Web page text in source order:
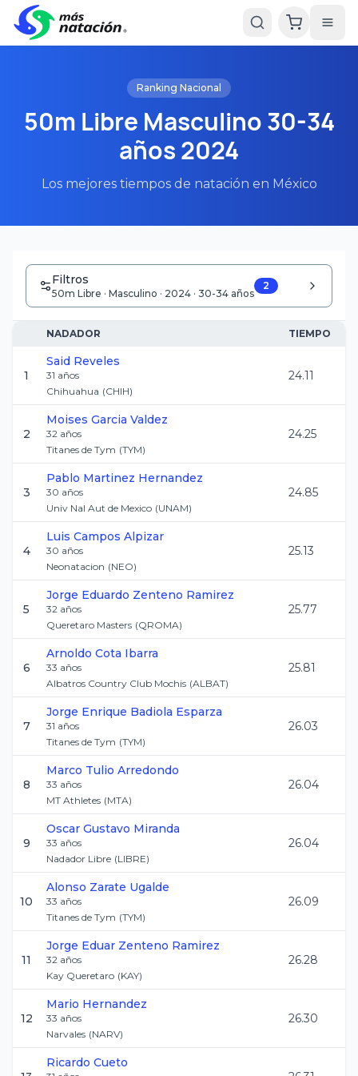
Ranking Nacional
50m Libre Masculino 30-34
años 2024
Los mejores tiempos de natación en México
Filtros
50m Libre · Masculino · 2024 · 30-34 años
2
NADADOR TIEMPO
1
Said Reveles
31 años
Chihuahua (CHIH)
24.11
2
Moises Garcia Valdez
32 años
Titanes de Tym (TYM)
24.25
3
Pablo Martinez Hernandez
30 años
Univ Nal Aut de Mexico (UNAM)
24.85
4
Luis Campos Alpizar
30 años
Neonatacion (NEO)
25.13
5
Jorge Eduardo Zenteno Ramirez
32 años
Queretaro Masters (QROMA)
25.77
6
Arnoldo Cota Ibarra
33 años
Albatros Country Club Mochis (ALBAT)
25.81
7
Jorge Enrique Badiola Esparza
31 años
Titanes de Tym (TYM)
26.03
8
Marco Tulio Arredondo
33 años
MT Athletes (MTA)
26.04
9
Oscar Gustavo Miranda
33 años
Nadador Libre (LIBRE)
26.04
10
Alonso Zarate Ugalde
33 años
Titanes de Tym (TYM)
26.09
11
Jorge Eduar Zenteno Ramirez
32 años
Kay Queretaro (KAY)
26.28
12
Mario Hernandez
33 años
Narvales (NARV)
26.30
Ricardo Cueto